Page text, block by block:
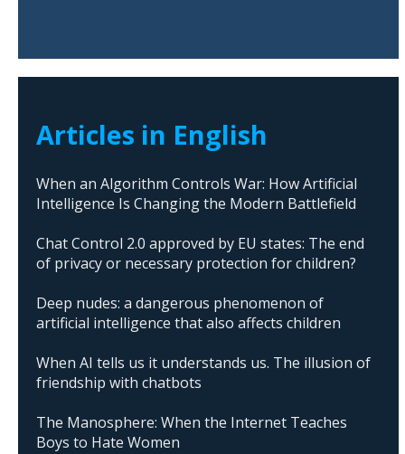
Articles in English
When an Algorithm Controls War: How Artificial
Intelligence Is Changing the Modern Battlefield
Chat Control 2.0 approved by EU states: The end
of privacy or necessary protection for children?
Deep nudes: a dangerous phenomenon of
artificial intelligence that also affects children
When AI tells us it understands us. The illusion of
friendship with chatbots
The Manosphere: When the Internet Teaches
Boys to Hate Women